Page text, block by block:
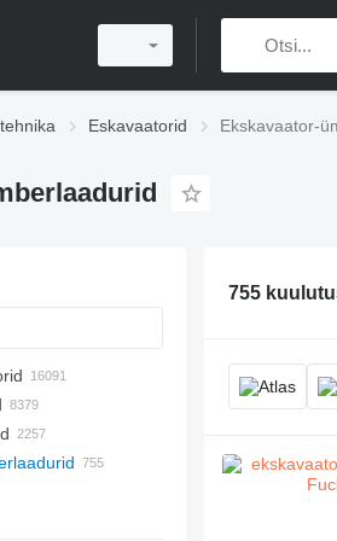
Eskavaatorid Ekskavaator-
755